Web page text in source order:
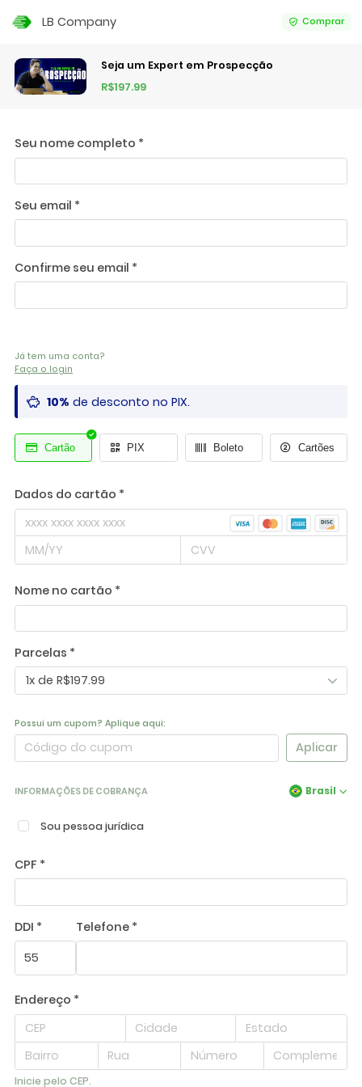
Seu nome completo *
Seu email *
Confirme seu email *
Já tem uma conta?
Faça o login
10% de desconto no PIX.
Cartão PIX Boleto Cartões
Dados do cartão *
Nome no cartão *
Parcelas *
1x de R$197.99
Possui um cupom? Aplique aqui:
Aplicar
INFORMAÇÕES DE COBRANÇA Brasil
Sou pessoa jurídica
CPF *
DDI * Telefone *
Endereço *
Inicie pelo CEP.
Seja um Expert em Prospecção
R$197.99
LB Company Comprar